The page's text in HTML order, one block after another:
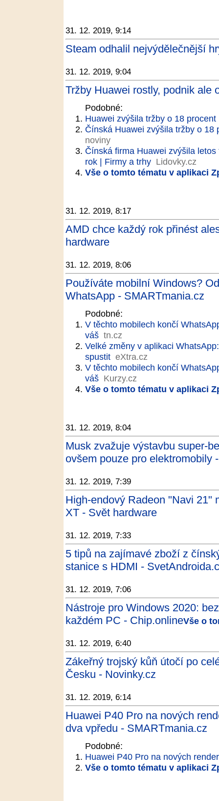
31. 12. 2019, 9:14
Steam odhalil nejvýdělečnější
31. 12. 2019, 9:04
Tržby Huawei rostly, podnik ale
Podobné:
Huawei zvýšila tržby o 18 procent
Čínská Huawei zvýšila tržby o 18
noviny
Čínská firma Huawei zvýšila
rok | Firmy a trhy Lidovky.cz
Vše o tomto tématu v aplikaci
31. 12. 2019, 8:17
AMD chce každý rok přinést
hardware
31. 12. 2019, 8:06
Používáte mobilní Windows?
WhatsApp - SMARTmania.cz
Podobné:
V těchto mobilech končí
váš tn.cz
Velké změny v aplikaci
spustit eXtra.cz
V těchto mobilech končí
váš Kurzy.cz
Vše o tomto tématu v aplikaci
31. 12. 2019, 8:04
Musk zvažuje výstavbu super-
ovšem pouze pro elektromobily
31. 12. 2019, 7:39
High-endový Radeon "Navi 21"
XT - Svět hardware
31. 12. 2019, 7:33
5 tipů na zajímavé zboží z
stanice s HDMI -
31. 12. 2019, 7:06
Nástroje pro Windows 2020:
každém PC - Chip.onlineVše o
31. 12. 2019, 6:40
Zákeřný trojský kůň útočí po
Česku - Novinky.cz
31. 12. 2019, 6:14
Huawei P40 Pro na nových
dva vpředu - SMARTmania.cz
Podobné:
Huawei P40 Pro na nových
Vše o tomto tématu v aplikaci